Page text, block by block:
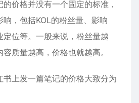
价格并没有一个固定的标准，
，包括KOL的粉丝量、影响
定位等。一般来说，粉丝量越
质量越高，价格也就越高。
书上发一篇笔记的价格大致分为